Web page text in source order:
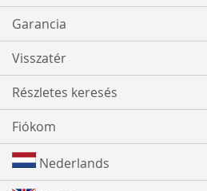
Garancia
Visszatér
Részletes keresés
Fiókom
Nederlands